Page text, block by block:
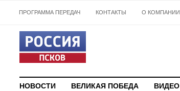
ПРОГРАММА ПЕРЕДАЧ КОНТАКТЫ О КОМПАНИИ
НОВОСТИ ВЕЛИКАЯ ПОБЕДА ВИДЕО